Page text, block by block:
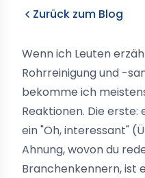
Zurück zum Blog
Wenn ich Leuten
Rohrreinigung und -
bekomme ich
Reaktionen. Die erste:
ein "Oh, interessant"
Ahnung, wovon du
Branchenkennern, ist